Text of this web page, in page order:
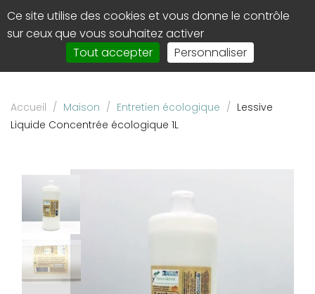
Accueil / Maison / Entretien écologique / Lessive
Liquide Concentrée écologique 1L
Panneau de gestion des cookies
Ce site utilise des cookies et vous donne le contrôle
sur ceux que vous souhaitez activer
Tout accepter
Personnaliser